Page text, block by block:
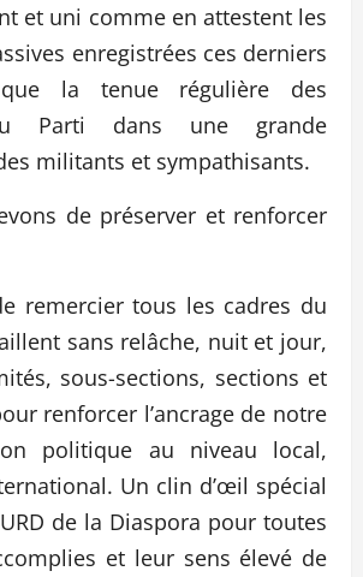
et uni comme en attestent les
enregistrées ces derniers
la tenue régulière des
Parti dans une grande
militants et sympathisants.
de préserver et renforcer
remercier tous les cadres du
sans relâche, nuit et jour,
sous-sections, sections et
renforcer l’ancrage de notre
politique au niveau local,
Un clin d’œil spécial
de la Diaspora pour toutes
et leur sens élevé de